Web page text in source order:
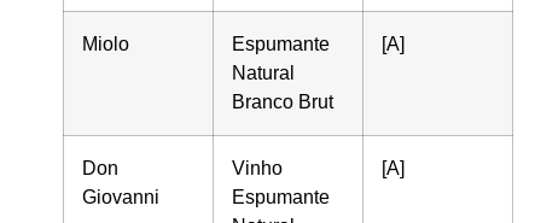
Miolo
Espumante
Natural
Branco Brut
[A]
Don
Giovanni
Vinho
Espumante
[A]